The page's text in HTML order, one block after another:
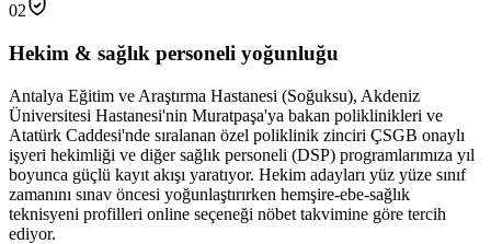
02
Hekim & sağlık personeli yoğunluğu
Antalya Eğitim ve Araştırma Hastanesi (Soğuksu), Akdeniz
Üniversitesi Hastanesi'nin Muratpaşa'ya bakan poliklinikleri ve
Atatürk Caddesi'nde sıralanan özel poliklinik zinciri ÇSGB onaylı
işyeri hekimliği ve diğer sağlık personeli (DSP) programlarımıza yıl
boyunca güçlü kayıt akışı yaratıyor. Hekim adayları yüz yüze sınıf
zamanını sınav öncesi yoğunlaştırırken hemşire-ebe-sağlık
teknisyeni profilleri online seçeneği nöbet takvimine göre tercih
ediyor.